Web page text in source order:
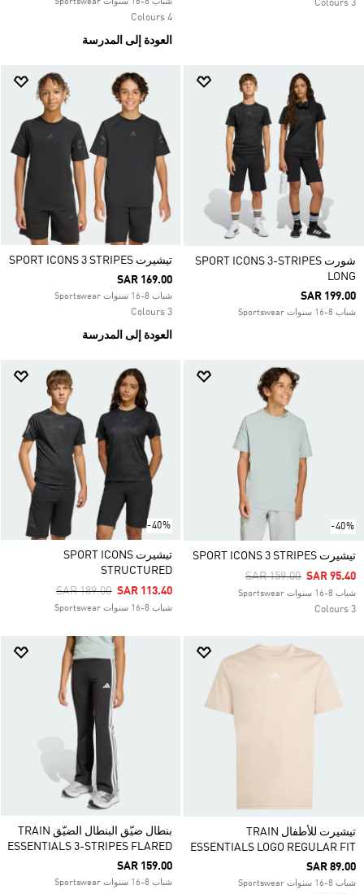
3 Colours شباب 8-16 سنوات Sportswear
4 Colours
العودة إلى المدرسة
شورت SPORT ICONS 3-STRIPES
LONG
SAR 199.00
شباب 8-16 سنوات Sportswear
تيشيرت SPORT ICONS 3 STRIPES
SAR 169.00
شباب 8-16 سنوات Sportswear
3 Colours
العودة إلى المدرسة
-40%
تيشيرت SPORT ICONS 3 STRIPES
Price Reduced From
SAR 159.00ToSAR 95.40
شباب 8-16 سنوات Sportswear
3 Colours
-40%
تيشيرت SPORT ICONS
STRUCTURED
Price Reduced From
SAR 189.00ToSAR 113.40
شباب 8-16 سنوات Sportswear
تيشيرت للأطفال TRAIN
ESSENTIALS LOGO REGULAR FIT
SAR 89.00
شباب 8-16 سنوات Sportswear
بنطال ضيّق البنطال الضيّق TRAIN
ESSENTIALS 3-STRIPES FLARED
SAR 159.00
شباب 8-16 سنوات Sportswear